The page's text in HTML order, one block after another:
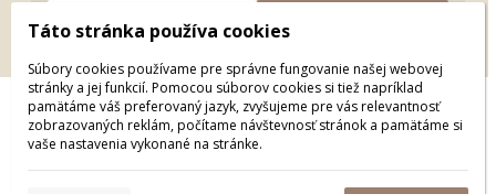
© 2026 WEXBO |www.wexbo.com
Táto stránka používa cookies
Súbory cookies používame pre správne fungovanie našej webovej
stránky a jej funkcií. Pomocou súborov cookies si tiež napríklad
pamätáme váš preferovaný jazyk, zvyšujeme pre vás relevantnosť
zobrazovaných reklám, počítame návštevnosť stránok a pamätáme si
vaše nastavenia vykonané na stránke.